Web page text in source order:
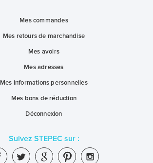
Mes commandes
Mes retours de marchandise
Mes avoirs
Mes adresses
Mes informations personnelles
Mes bons de réduction
Déconnexion
Suivez STEPEC sur :